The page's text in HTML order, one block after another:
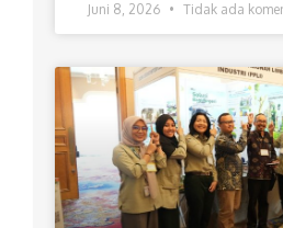
Juni 8, 2026 Tidak ada